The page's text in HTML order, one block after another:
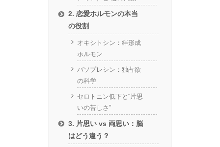
2. 恋愛ホルモンの本当
の役割
オキシトシン：絆形成
ホルモン
バソプレシン：独占欲
の科学
セロトニン低下と“片思
いの苦しさ”
3. 片思い vs 両思い：脳
はどう違う？